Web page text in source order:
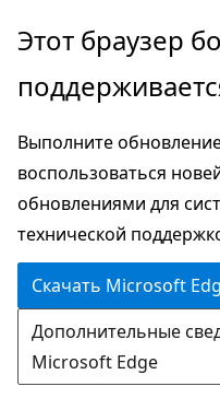
Пропустить
перейти
основному
содержимому
Этот браузер
Выполните
воспользоваться
обновлениями для
технической
Скачать Microsoft
Дополнительные
Microsoft Edge